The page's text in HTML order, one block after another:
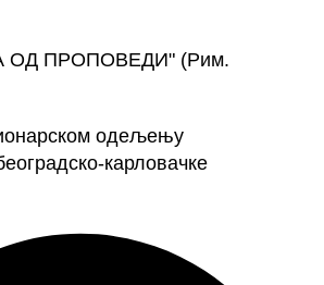
ОД ПРОПОВЕДИ" (Рим.
одељењу
карловачке